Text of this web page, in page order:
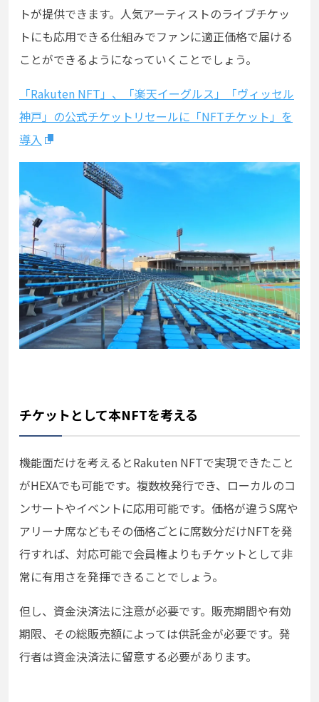
トが提供できます。人気アーティストのライブチケッ
トにも応用できる仕組みでファンに適正価格で届ける
ことができるようになっていくことでしょう。
「Rakuten NFT」、「楽天イーグルス」「ヴィッセル
神戸」の公式チケットリセールに「NFTチケット」を
導入
チケットとして本NFTを考える
機能面だけを考えるとRakuten NFTで実現できたこと
がHEXAでも可能です。複数枚発行でき、ローカルのコ
ンサートやイベントに応用可能です。価格が違うS席や
アリーナ席などもその価格ごとに席数分だけNFTを発
行すれば、対応可能で会員権よりもチケットとして非
常に有用さを発揮できることでしょう。
但し、資金決済法に注意が必要です。販売期間や有効
期限、その総販売額によっては供託金が必要です。発
行者は資金決済法に留意する必要があります。